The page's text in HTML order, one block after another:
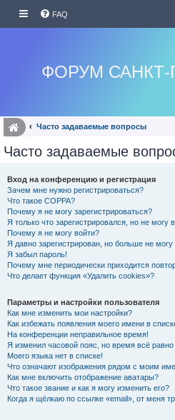
FAQ
ФОРУМ САНКТ-
Часто задаваемые вопросы
Часто задаваемые
Вход на конференцию и регистрация
Зачем мне нужно регистрироваться?
Что такое COPPA?
Почему я не могу зарегистрироваться?
Я только что зарегистрировался, но не могу
Почему я не могу войти?
Я давно зарегистрирован, но больше не могу
Я забыл пароль!
Почему мне периодически приходится
Что делает функция «Удалить cookies»?
Параметры и настройки пользователя
Как мне изменить мои настройки?
Как избежать появления моего имени в
На конференции неправильное время!
Я изменил часовой пояс, но время всё равно
Моего языка нет в списке!
Что означают изображения рядом с моим
Как мне включить отображение аватары?
Что такое звание и как я могу изменить его?
Когда я щёлкаю по ссылке «email», от меня